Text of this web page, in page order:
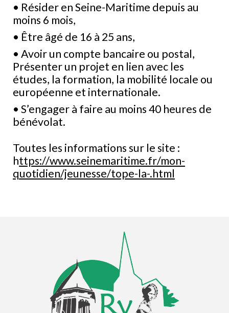
• Résider en Seine-Maritime depuis au
moins 6 mois,
• Être âgé de 16 à 25 ans,
• Avoir un compte bancaire ou postal,
Présenter un projet en lien avec les
études, la formation, la mobilité locale ou
européenne et internationale.
• S’engager à faire au moins 40 heures de
bénévolat.
Toutes les informations sur le site :
https://www.seinemaritime.fr/mon-
quotidien/jeunesse/tope-la-.html